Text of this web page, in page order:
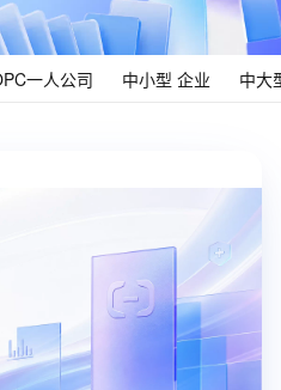
一人公司 中小型 企业 中大